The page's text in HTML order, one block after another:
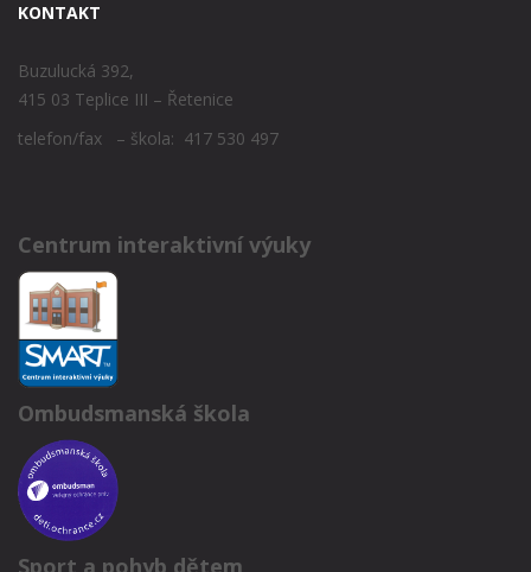
KONTAKT
Buzulucká 392,
415 03 Teplice III – Řetenice
telefon/fax – škola: 417 530 497
Centrum interaktivní výuky
Ombudsmanská škola
Sport a pohyb dětem